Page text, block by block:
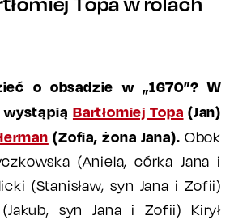
o obsadzie w „1670”? W
wystąpią Bartłomiej Topa (Jan)
(Zofia, żona Jana). Obok
(Aniela, córka Jana i
(Stanisław, syn Jana i Zofii)
syn Jana i Zofii) Kirył